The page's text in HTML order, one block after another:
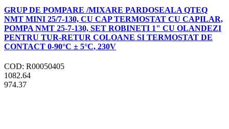
GRUP DE POMPARE /MIXARE PARDOSEALA QTEQ
NMT MINI 25/7-130, CU CAP TERMOSTAT CU CAPILAR,
POMPA NMT 25-7-130, SET ROBINETI 1" CU OLANDEZI
PENTRU TUR-RETUR COLOANE SI TERMOSTAT DE
CONTACT 0-90°C ± 5°C, 230V
COD: R00050405
1082.64
974.37